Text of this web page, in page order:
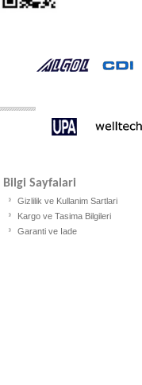
Bilgi Sayfalari
Gizlilik ve Kullanim Sartlari
Kargo ve Tasima Bilgileri
Garanti ve Iade